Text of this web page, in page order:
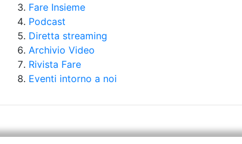
Fare Insieme
Podcast
Diretta streaming
Archivio Video
Rivista Fare
Eventi intorno a noi